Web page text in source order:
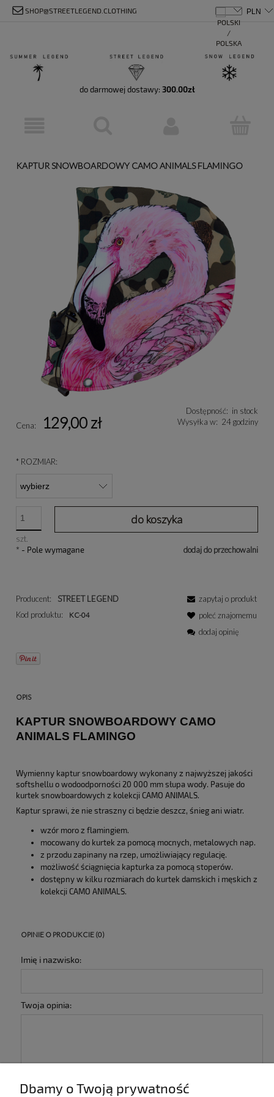
SHOP@STREETLEGEND.CLOTHING
do darmowej dostawy: 300.00zł
KAPTUR SNOWBOARDOWY CAMO ANIMALS FLAMINGO
Dostępność: in stock
Wysyłka w: 24 godziny
Cena: 129,00 zł
* ROZMIAR:
szt.
do koszyka
dodaj do przechowalni
* - Pole wymagane
Producent:
STREET LEGEND
Kod produktu:
KC-04
zapytaj o produkt
poleć znajomemu
dodaj opinię
OPIS
KAPTUR SNOWBOARDOWY CAMO
ANIMALS FLAMINGO
Wymienny kaptur snowboardowy wykonany z najwyższej jakości
softshellu o wodoodporności 20 000 mm słupa wody. Pasuje do
kurtek snowboardowych z kolekcji CAMO ANIMALS.
Kaptur sprawi, że nie straszny ci będzie deszcz, śnieg ani wiatr.
wzór moro z flamingiem.
mocowany do kurtek za pomocą mocnych, metalowych nap.
z przodu zapinany na rzep, umożliwiający regulację.
możliwość ściągnięcia kapturka za pomocą stoperów.
dostępny w kilku rozmiarach do kurtek damskich i męskich z
kolekcji CAMO ANIMALS.
OPINIE O PRODUKCIE (0)
Imię i nazwisko:
Twoja opinia:
Dbamy o Twoją prywatność